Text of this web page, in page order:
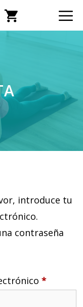
introduce tu
contraseña
*